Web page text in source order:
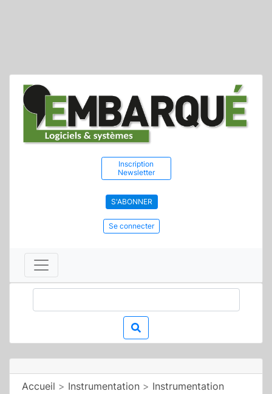
Inscription
Newsletter
S'ABONNER
Se connecter
Accueil > Instrumentation > Instrumentation